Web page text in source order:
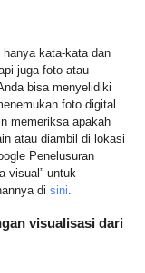
kata-kata dan
juga foto atau
bisa menyelidiki
foto digital
memeriksa apakah
atau diambil di lokasi
Penelusuran
visual” untuk
di sini.